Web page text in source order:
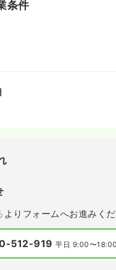
条件
よりフォームへお進みく
512-919平日 9:00〜18:00